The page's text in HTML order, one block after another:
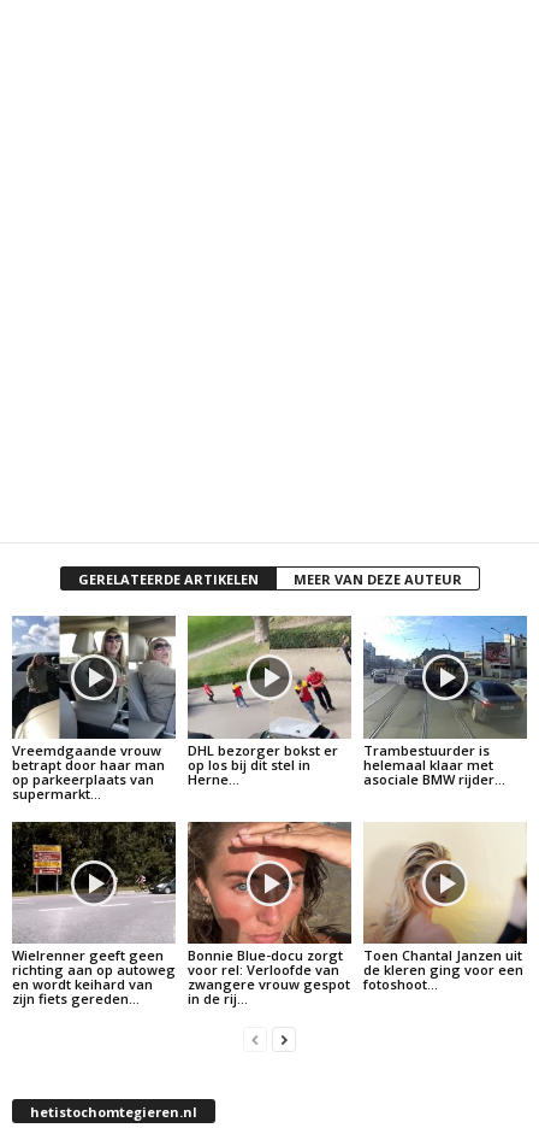
GERELATEERDE ARTIKELEN MEER VAN DEZE AUTEUR
Vreemdgaande vrouw
betrapt door haar man
op parkeerplaats van
supermarkt…
DHL bezorger bokst er
op los bij dit stel in
Herne…
Trambestuurder is
helemaal klaar met
asociale BMW rijder…
Wielrenner geeft geen
richting aan op autoweg
en wordt keihard van
zijn fiets gereden…
Bonnie Blue-docu zorgt
voor rel: Verloofde van
zwangere vrouw gespot
in de rij…
Toen Chantal Janzen uit
de kleren ging voor een
fotoshoot…
hetistochomtegieren.nl